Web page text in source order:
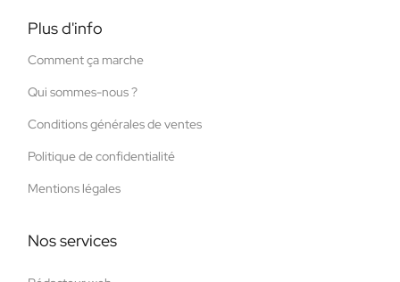
Plus d'info
Comment ça marche
Qui sommes-nous ?
Conditions générales de ventes
Politique de confidentialité
Mentions légales
Nos services